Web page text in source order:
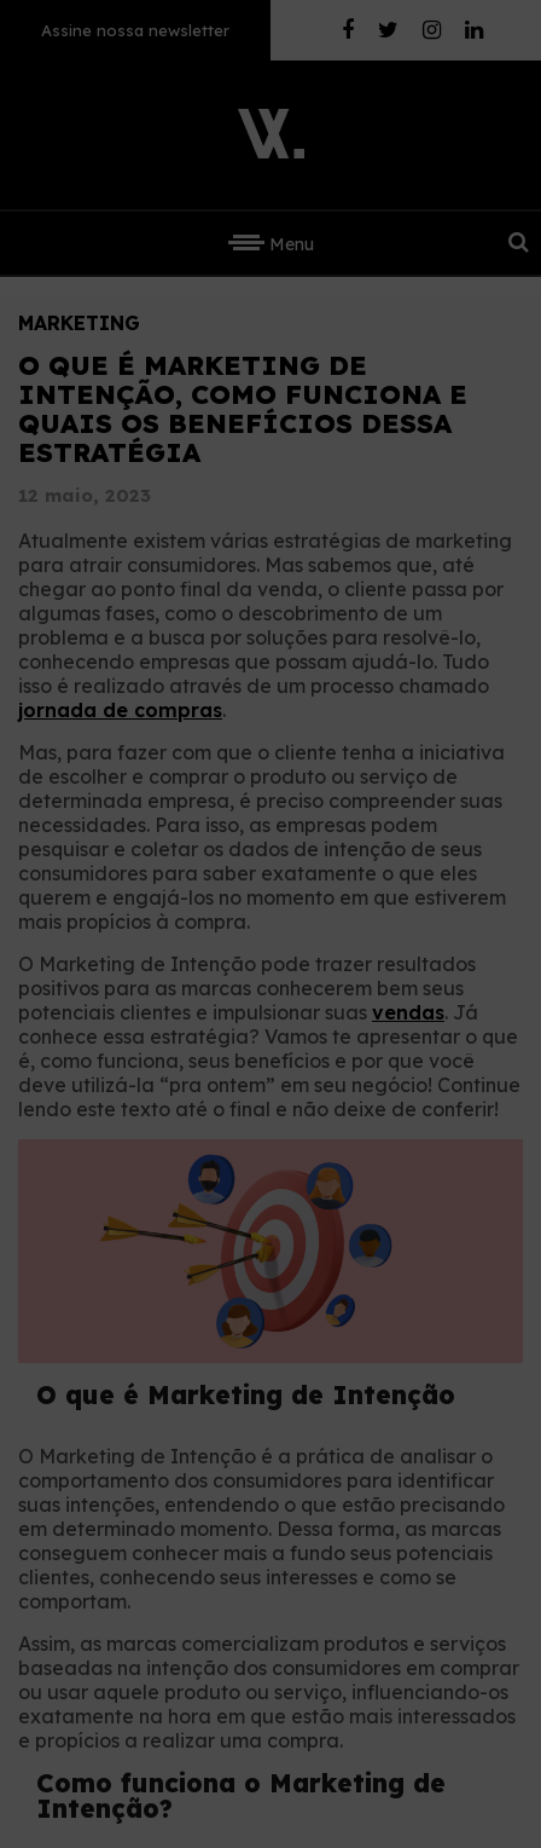
Assine nossa newsletter
Menu
MARKETING
O QUE É MARKETING DE
INTENÇÃO, COMO FUNCIONA E
QUAIS OS BENEFÍCIOS DESSA
ESTRATÉGIA
12 maio, 2023
Atualmente existem várias estratégias de marketing
para atrair consumidores. Mas sabemos que, até
chegar ao ponto final da venda, o cliente passa por
algumas fases, como o descobrimento de um
problema e a busca por soluções para resolvê-lo,
conhecendo empresas que possam ajudá-lo. Tudo
isso é realizado através de um processo chamado
jornada de compras.
Mas, para fazer com que o cliente tenha a iniciativa
de escolher e comprar o produto ou serviço de
determinada empresa, é preciso compreender suas
necessidades. Para isso, as empresas podem
pesquisar e coletar os dados de intenção de seus
consumidores para saber exatamente o que eles
querem e engajá-los no momento em que estiverem
mais propícios à compra.
O Marketing de Intenção pode trazer resultados
positivos para as marcas conhecerem bem seus
potenciais clientes e impulsionar suas vendas. Já
conhece essa estratégia? Vamos te apresentar o que
é, como funciona, seus benefícios e por que você
deve utilizá-la “pra ontem” em seu negócio! Continue
lendo este texto até o final e não deixe de conferir!
O que é Marketing de Intenção
O Marketing de Intenção é a prática de analisar o
comportamento dos consumidores para identificar
suas intenções, entendendo o que estão precisando
em determinado momento. Dessa forma, as marcas
conseguem conhecer mais a fundo seus potenciais
clientes, conhecendo seus interesses e como se
comportam.
Assim, as marcas comercializam produtos e serviços
baseadas na intenção dos consumidores em comprar
ou usar aquele produto ou serviço, influenciando-os
exatamente na hora em que estão mais interessados
e propícios a realizar uma compra.
Como funciona o Marketing de
Intenção?